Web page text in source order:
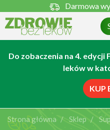
Darmowa
Do zobaczenia na 4. edycji
leków w
KUP
Strona główna Sklep